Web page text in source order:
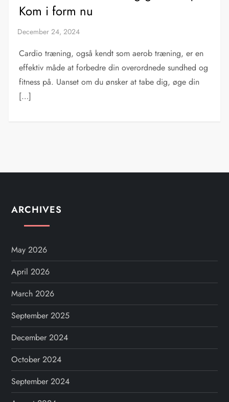
Kom i form nu
Cardio træning, også kendt som aerob træning, er en
effektiv måde at forbedre din overordnede sundhed og
fitness på. Uanset om du ønsker at tabe dig, øge din
[…]
ARCHIVES
May 2026
April 2026
March 2026
September 2025
December 2024
October 2024
September 2024